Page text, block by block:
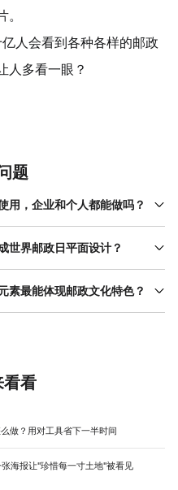
。
人会看到各种各样的邮政
人多看一眼？
题
用，企业和个人都能做吗？
广泛，企业可以用来做内部文
牌露出；个人则适合制作朋友
使用场景和目标受众，再匹配
世界邮政日平面设计？
把门槛降得很低，美图设计室
复古怀旧到现代简约，从手绘
素最能体现邮政文化特色？
共鸣的元素往往来自真实的邮
海报增添故事感。要点是不要
线，搭配合适的色调和排版，
看看
做？用对工具省下一半时间
海报让"珍惜每一寸土地"被看见